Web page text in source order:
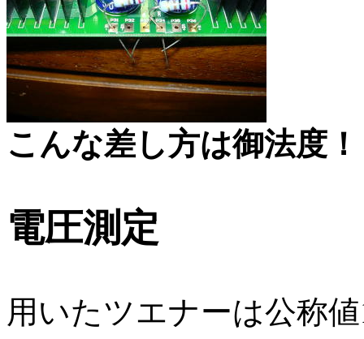
こんな差し方は御法度！
電圧測定
用いたツエナーは公称